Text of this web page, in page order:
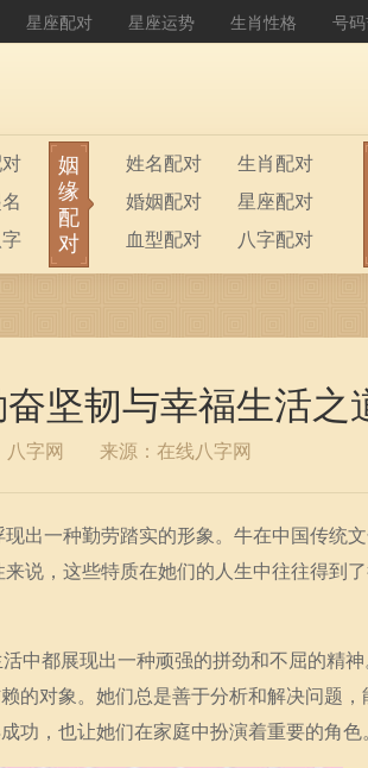
星座配对 星座运势 生肖性格 号
姻
缘
配
对
姓名配对
生肖配对
婚姻配对
星座配对
血型配对
八字配对
坚韧与幸福生活之
八字网 来源：在线八字网
出一种勤劳踏实的形象。牛在中国传统
说，这些特质在她们的人生中往往得到了
中都展现出一种顽强的拼劲和不屈的精
的对象。她们总是善于分析和解决问题
，也让她们在家庭中扮演着重要的角色。